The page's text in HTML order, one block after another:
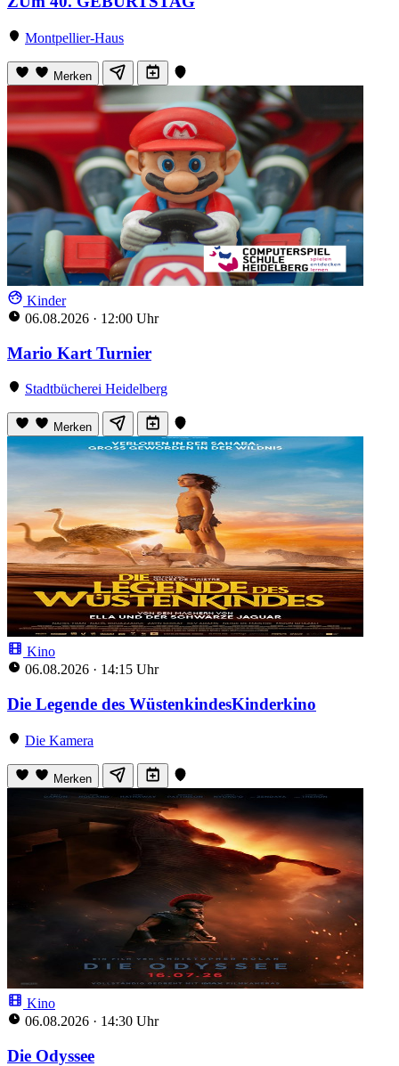
Montpellier-Haus
Merken
Kinder
06.08.2026 · 12:00 Uhr
Mario Kart Turnier
Stadtbücherei Heidelberg
Merken
Kino
06.08.2026 · 14:15 Uhr
Die Legende des WüstenkindesKinderkino
Die Kamera
Merken
Kino
06.08.2026 · 14:30 Uhr
Die Odyssee